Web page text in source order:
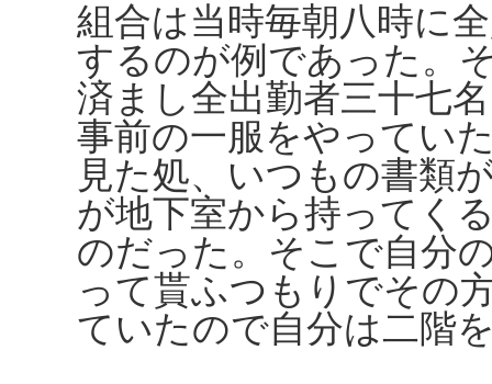
組合は当時毎朝八時に
するのが例であった。
済まし全出勤者三十七
事前の一服をやってい
見た処、いつもの書類
が地下室から持ってく
のだった。そこで自分
って貰ふつもりでその
ていたので自分は二階